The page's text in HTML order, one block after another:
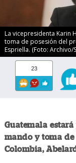
La vicepresidenta Karin
toma de posesión del
Espriella. (Foto: Archivo/
23
Guatemala
mando y toma de
Colombia,